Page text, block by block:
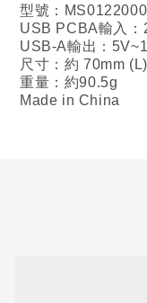
型號：
USB PCBA輸入
USB-A輸出：
尺寸：約 70mm
重量：約90.5g
Made in China